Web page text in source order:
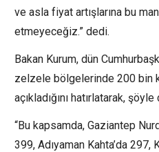
ve asla fiyat artışlarına bu
etmeyeceğiz.” dedi.
Bakan Kurum, dün
zelzele bölgelerinde 200 bin
açıkladığını hatırlatarak,
“Bu kapsamda, Gaziantep
399, Adıyaman Kahta’da